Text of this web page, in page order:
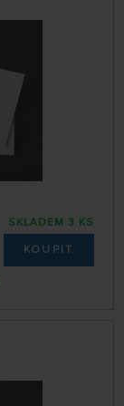
SKLADEM 3 KS
KOUPIT